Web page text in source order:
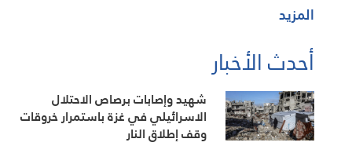
المزيد
أحدث الأخبار
شهيد وإصابات برصاص الاحتلال
الاسرائيلي في غزة باستمرار خروقات
وقف إطلاق النار